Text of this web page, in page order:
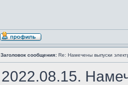
Заголовок сообщения: Re: Намечены выпуски
2022.08.15.